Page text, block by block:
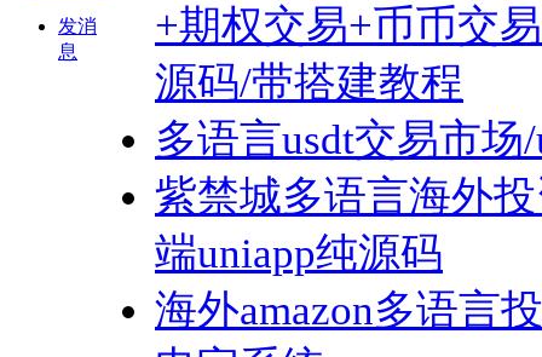
发消
息
+期权交易+币币交
源码/带搭建教程
多语言usdt交易市场
紫禁城多语言海外
端uniapp纯源码
海外amazon多语言